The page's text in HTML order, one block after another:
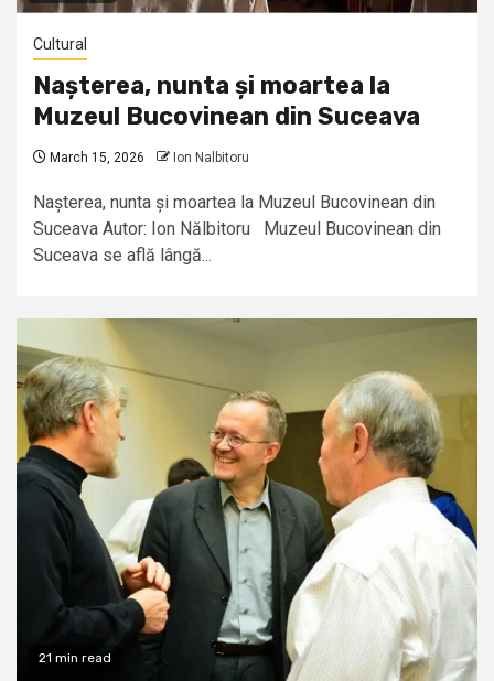
Cultural
Nașterea, nunta și moartea la
Muzeul Bucovinean din Suceava
March 15, 2026 Ion Nalbitoru
Nașterea, nunta și moartea la Muzeul Bucovinean din
Suceava Autor: Ion Nălbitoru Muzeul Bucovinean din
Suceava se află lângă...
21 min read